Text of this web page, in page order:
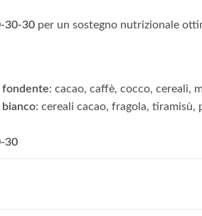
30-30 per un sostegno nutrizionale
fondente: cacao, caffè, cocco, cereali,
: cereali cacao, fragola,
30